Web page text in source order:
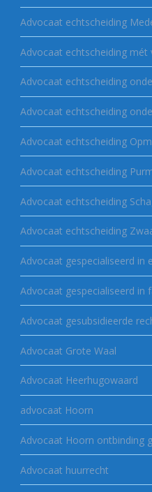
Advocaat echtscheiding
Advocaat echtscheiding mét
Advocaat echtscheiding
Advocaat echtscheiding
Advocaat echtscheiding
Advocaat echtscheiding
Advocaat echtscheiding
Advocaat echtscheiding
Advocaat gespecialiseerd in
Advocaat gespecialiseerd in
Advocaat gesubsidieerde
Advocaat Grote Waal
Advocaat Heerhugowaard
advocaat Hoorn
Advocaat Hoorn ontbinding
Advocaat huurrecht